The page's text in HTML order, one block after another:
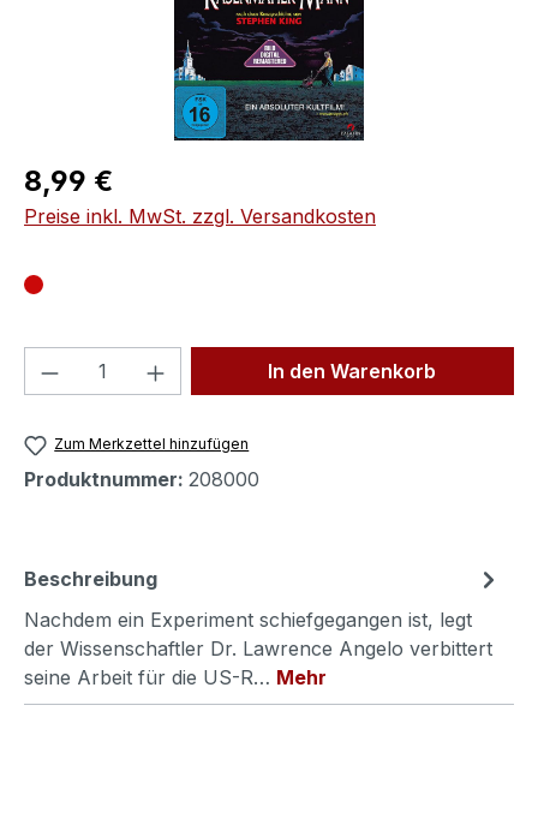
Regulärer Preis:
8,99 €
Preise inkl. MwSt. zzgl. Versandkosten
Produkt Anzahl: Gib denIn den Warenkorb
Zum Merkzettel hinzufügen
Produktnummer: 208000
Beschreibung
Nachdem ein Experiment schiefgegangen ist, legt
der Wissenschaftler Dr. Lawrence Angelo verbittert
seine Arbeit für die US-R… Mehr